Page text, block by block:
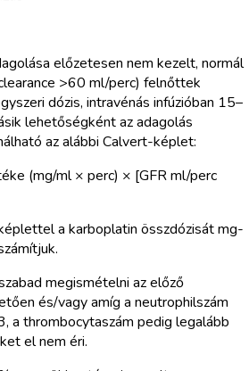
előzetesen nem kezelt, normál
>60 ml/perc) felnőttek
dózis, intravénás infúzióban 15–
lehetőségként az adagolás
az alábbi Calvert-képlet:
(mg/ml × perc) × [GFR ml/perc
a karboplatin összdózisát mg-
megismételni az előző
és/vagy amíg a neutrophilszám
a thrombocytaszám pedig legalább
el nem éri.